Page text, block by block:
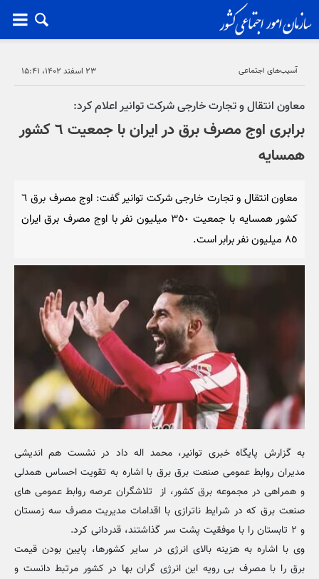
آسیب‌های اجتماعی ۲۳ اسفند ۱۴۰۲، ۱۵:۴۱
معاون انتقال و تجارت خارجی شرکت توانیر اعلام کرد:
برابری اوج مصرف برق در ایران با جمعیت ٦ کشور
همسایه
معاون انتقال و تجارت خارجی شرکت توانیر گفت: اوج مصرف برق ٦
کشور همسایه با جمعیت ٣٥٠ میلیون نفر با اوج مصرف برق ایران
٨٥ میلیون نفر برابر است.
به گزارش پایگاه خبری توانیر، محمد اله داد در نشست هم اندیشی
مدیران روابط عمومی صنعت برق برق با اشاره به تقویت احساس همدلی
و همراهی در مجموعه برق کشور، از تلاشگران عرصه روابط عمومی های
صنعت برق که در شرایط ناترازی با اقدامات مدیریت مصرف سه زمستان
و ٢ تابستان را با موفقیت پشت سر گذاشتند، قدردانی کرد.
وی با اشاره به هزینه بالای انرژی در سایر کشورها، پایین بودن قیمت
برق را با مصرف بی رویه این انرژی گران بها در کشور مرتبط دانست و